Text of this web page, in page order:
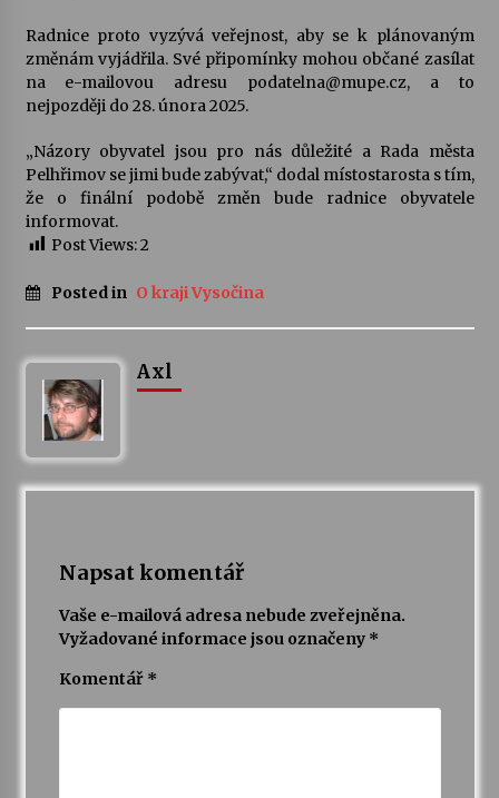
Radnice proto vyzývá veřejnost, aby se k plánovaným
změnám vyjádřila. Své připomínky mohou občané zasílat
na e-mailovou adresu podatelna@mupe.cz, a to
nejpozději do 28. února 2025.
„Názory obyvatel jsou pro nás důležité a Rada města
Pelhřimov se jimi bude zabývat,“ dodal místostarosta s tím,
že o finální podobě změn bude radnice obyvatele
informovat.
Post Views:2
Posted in O kraji Vysočina
Axl
Napsat komentář
Vaše e-mailová adresa nebude zveřejněna.
Vyžadované informace jsou označeny *
Komentář *